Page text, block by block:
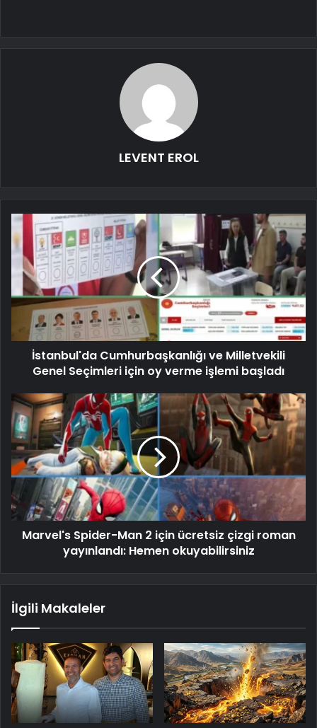
LEVENT EROL
İstanbul'da Cumhurbaşkanlığı ve Milletvekili
Genel Seçimleri için oy verme işlemi başladı
Marvel's Spider-Man 2 için ücretsiz çizgi roman
yayınlandı: Hemen okuyabilirsiniz
İlgili Makaleler